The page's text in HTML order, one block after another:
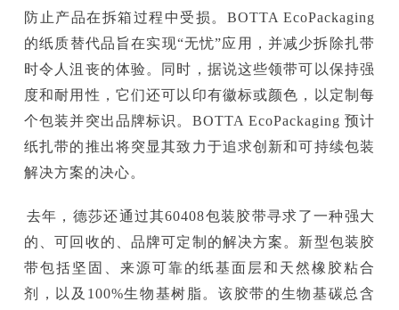
防止产品在拆箱过程中受损。BOTTA EcoPackaging
的纸质替代品旨在实现“无忧”应用，并减少拆除扎带
时令人沮丧的体验。同时，据说这些领带可以保持强
度和耐用性，它们还可以印有徽标或颜色，以定制每
个包装并突出品牌标识。BOTTA EcoPackaging 预计
纸扎带的推出将突显其致力于追求创新和可持续包装
解决方案的决心。
年，德莎还通过其60408包装胶带寻求了一种强大
的、可回收的、品牌可定制的解决方案。新型包装胶
带包括坚固、来源可靠的纸基面层和天然橡胶粘合
剂，以及100%生物基树脂。该胶带的生物基碳总含